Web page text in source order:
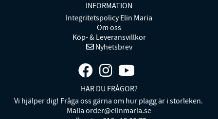
INFORMATION
Integritetspolicy Elin Maria
Om oss
Köp- & Leveransvillkor
Nyhetsbrev
HAR DU FRÅGOR?
Vi hjälper dig! Fråga oss gärna om hur plagg är i storleken.
Maila order@elinmaria.se